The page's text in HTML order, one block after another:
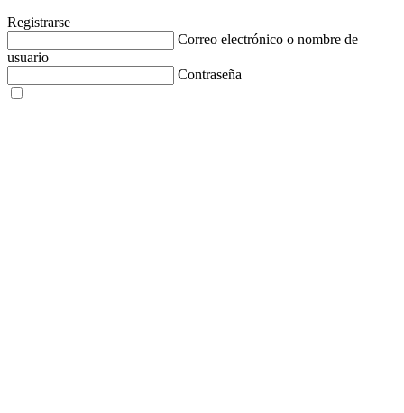
Registrarse
Correo electrónico o nombre de
usuario
Contraseña